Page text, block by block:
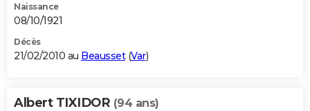
Naissance
08/10/1921
Décès
21/02/2010 au Beausset(Var)
Albert TIXIDOR (94 ans)